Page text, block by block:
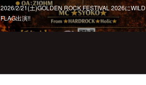
2026/2/21(土)GOLDEN ROCK FESTIVAL 2026にWILD
FLAG出演!!